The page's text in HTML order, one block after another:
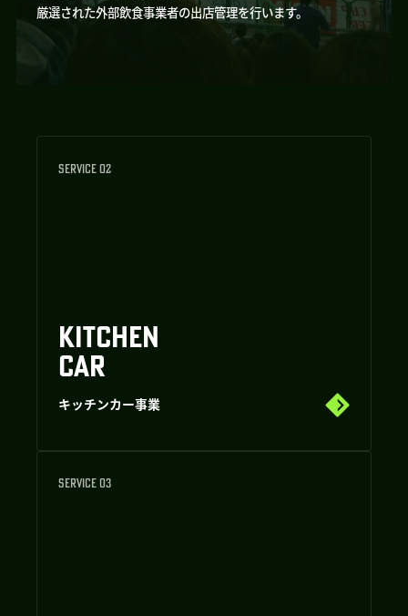
厳選された外部飲食事業者の出店管理を行います。
SERVICE 02
KITCHEN
CAR
キッチンカー事業
SERVICE 03